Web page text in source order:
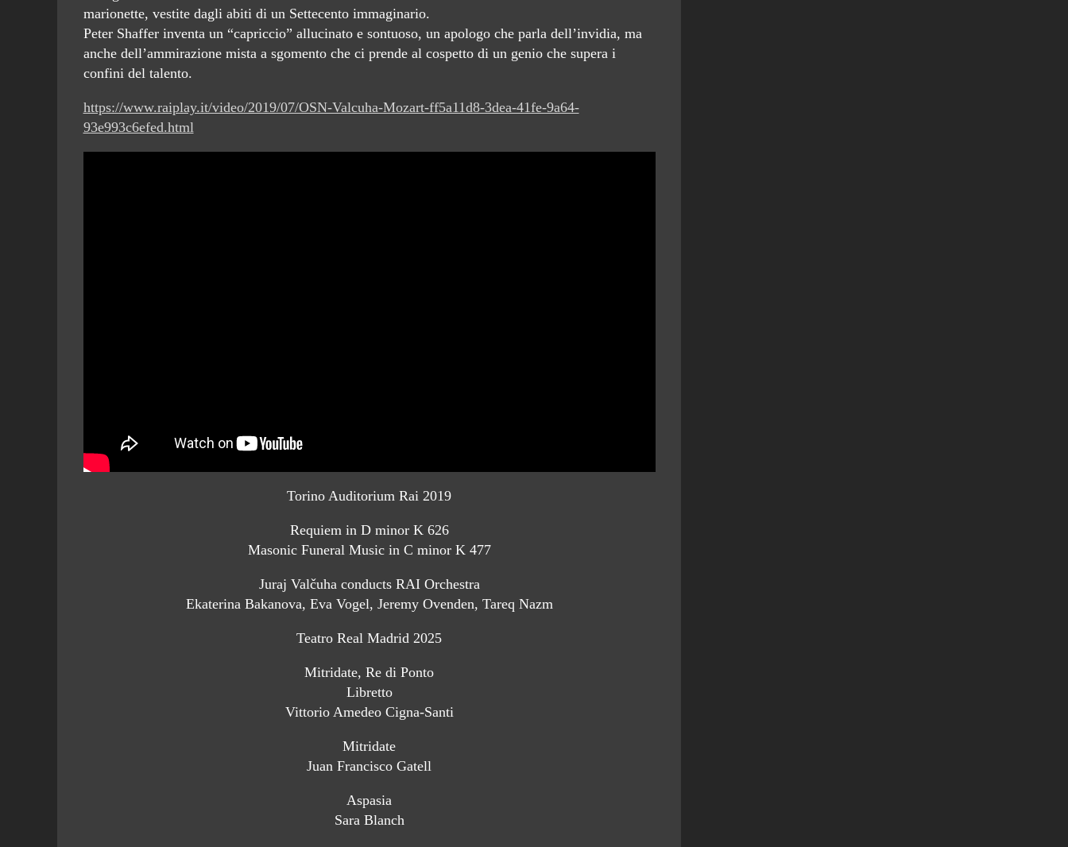
marionette, vestite dagli abiti di un Settecento immaginario.
Peter Shaffer inventa un “capriccio” allucinato e sontuoso, un apologo che parla dell’invidia, ma
anche dell’ammirazione mista a sgomento che ci prende al cospetto di un genio che supera i
confini del talento.
https://www.raiplay.it/video/2019/07/OSN-Valcuha-Mozart-ff5a11d8-3dea-41fe-9a64-
93e993c6efed.html
Torino Auditorium Rai 2019
Requiem in D minor K 626
Masonic Funeral Music in C minor K 477
Juraj Valčuha conducts RAI Orchestra
Ekaterina Bakanova, Eva Vogel, Jeremy Ovenden, Tareq Nazm
Teatro Real Madrid 2025
Mitridate, Re di Ponto
Libretto
Vittorio Amedeo Cigna-Santi
Mitridate
Juan Francisco Gatell
Aspasia
Sara Blanch